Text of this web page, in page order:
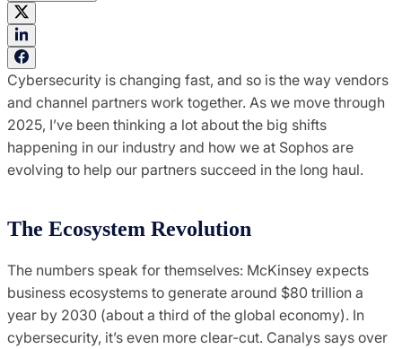
Cybersecurity is changing fast, and so is the way vendors
and channel partners work together. As we move through
2025, I’ve been thinking a lot about the big shifts
happening in our industry and how we at Sophos are
evolving to help our partners succeed in the long haul.
The Ecosystem Revolution
The numbers speak for themselves: McKinsey expects
business ecosystems to generate around $80 trillion a
year by 2030 (about a third of the global economy). In
cybersecurity, it’s even more clear-cut. Canalys says over